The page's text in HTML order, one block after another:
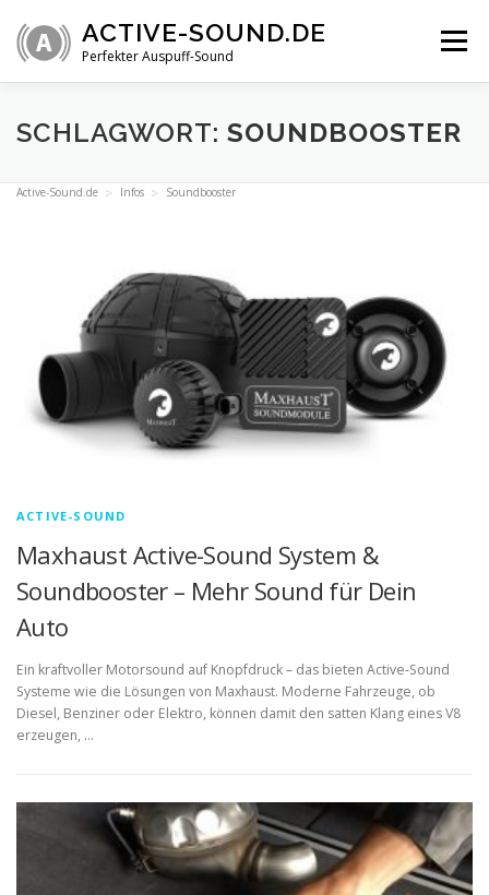
Inhalt
springen
ACTIVE-SOUND.DE
Perfekter Auspuff-Sound
Menü
ÜBERSICHT VIDEOS INFOS SHOP
SCHLAGWORT: SOUNDBOOSTER
Active-Sound.de Infos Soundbooster
ACTIVE-SOUND
Maxhaust Active-Sound System &
Soundbooster – Mehr Sound für Dein
Auto
Ein kraftvoller Motorsound auf Knopfdruck – das bieten Active-Sound
Systeme wie die Lösungen von Maxhaust. Moderne Fahrzeuge, ob
Diesel, Benziner oder Elektro, können damit den satten Klang eines V8
erzeugen, …